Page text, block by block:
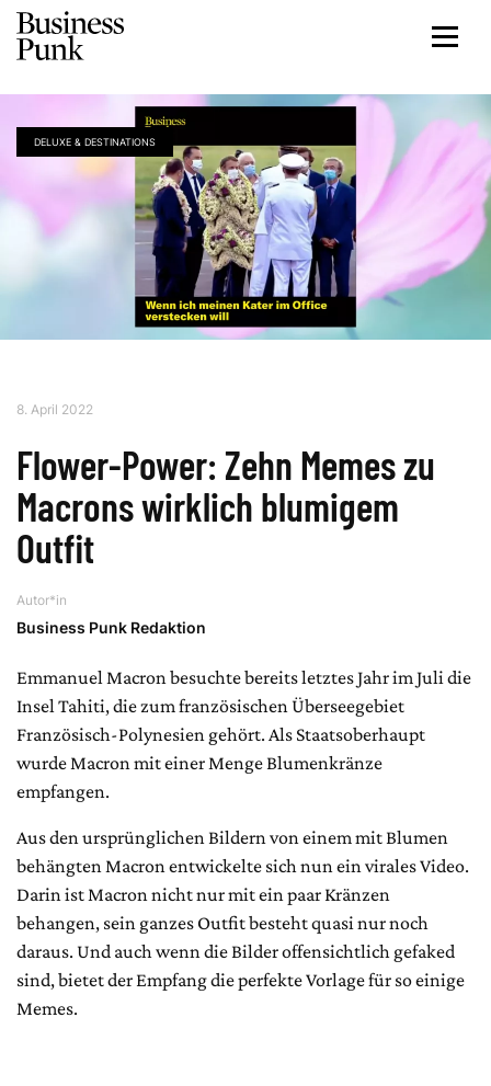
DELUXE & DESTINATIONS
8. April 2022
Flower-Power: Zehn Memes zu
Macrons wirklich blumigem
Outfit
Autor*in
Business Punk Redaktion
Emmanuel Macron besuchte bereits letztes Jahr im Juli die
Insel Tahiti, die zum französischen Überseegebiet
Französisch-Polynesien gehört. Als Staatsoberhaupt
wurde Macron mit einer Menge Blumenkränze
empfangen.
Aus den ursprünglichen Bildern von einem mit Blumen
behängten Macron entwickelte sich nun ein virales Video.
Darin ist Macron nicht nur mit ein paar Kränzen
behangen, sein ganzes Outfit besteht quasi nur noch
daraus. Und auch wenn die Bilder offensichtlich gefaked
sind, bietet der Empfang die perfekte Vorlage für so einige
Memes.